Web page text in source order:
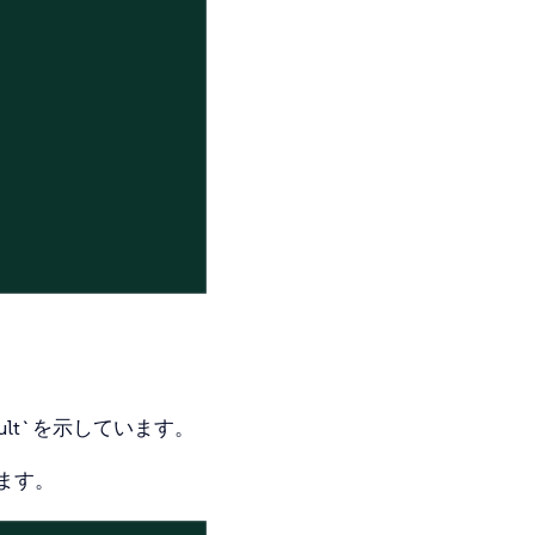
を示しています。
。